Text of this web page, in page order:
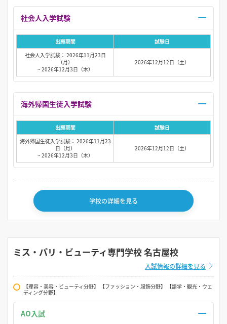
出願期間
試験日
社会人入学試験： 2026年11月23日
（月）
~ 2026年12月3日（木）
2026年12月12日（土）
出願期間
試験日
海外帰国生徒入学試験： 2026年11月23
日（月）
~ 2026年12月3日（木）
2026年12月12日（土）
学校の詳細を見る
ミス・パリ・ビューティ専門学校 名古屋校
入試情報の詳細を見る
【理容・美容・ビューティ分野】 【ファッション・服飾分野】 【語学・観光・ウェ
ディング分野】